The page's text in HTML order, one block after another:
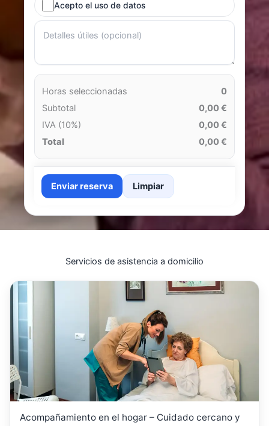
Acepto el uso de datos
Horas seleccionadas
0
Subtotal
0,00 €
IVA (10%)
0,00 €
Total
0,00 €
Enviar reserva Limpiar
Servicios de asistencia a domicilio
Acompañamiento en el hogar – Cuidado cercano y